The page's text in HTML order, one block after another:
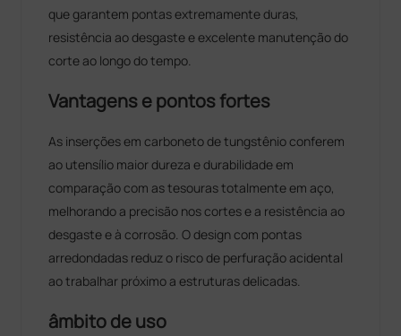
que garantem pontas extremamente duras,
resistência ao desgaste e excelente manutenção do
corte ao longo do tempo.
Vantagens e pontos fortes
As inserções em carboneto de tungstênio conferem
ao utensílio maior dureza e durabilidade em
comparação com as tesouras totalmente em aço,
melhorando a precisão nos cortes e a resistência ao
desgaste e à corrosão. O design com pontas
arredondadas reduz o risco de perfuração acidental
ao trabalhar próximo a estruturas delicadas.
âmbito de uso